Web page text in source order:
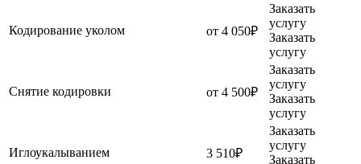
Кодирование уколом от 4 050₽
Заказать
услугу
Заказать
услугу
Снятие кодировки от 4 500₽
Заказать
услугу
Заказать
услугу
Иглоукалыванием 3 510₽
Заказать
услугу
Заказать